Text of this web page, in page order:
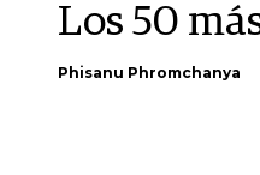
Los 50
Phisanu Phromchanya